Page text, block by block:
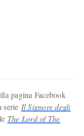
del potere
pagina Facebook
serie Il Signore degli
The Lord of The